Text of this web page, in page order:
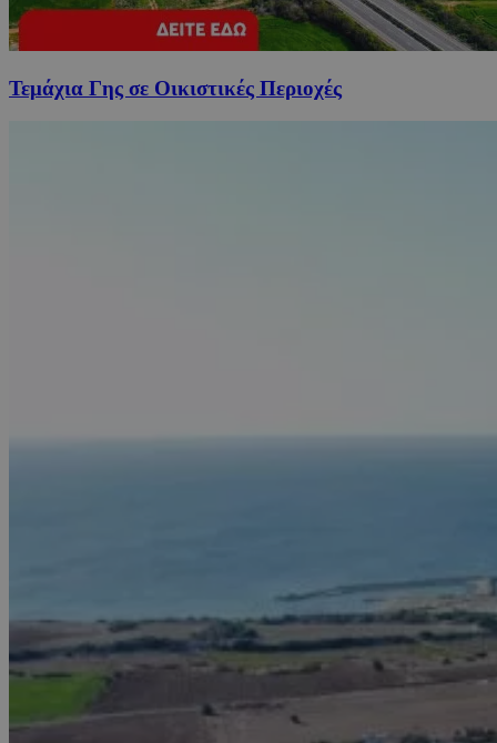
Τεμάχια Γης σε Οικιστικές Περιοχές